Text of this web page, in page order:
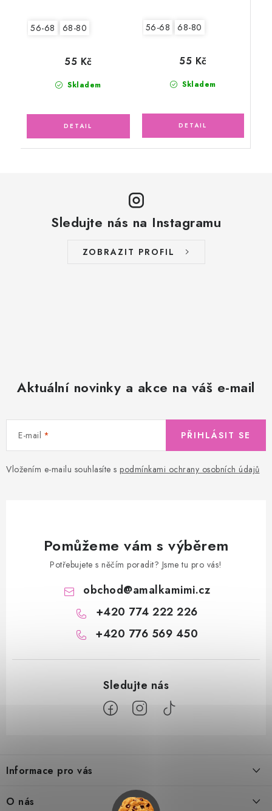
56-68 68-80
Skladem
55 Kč
56-68 68-80
Skladem
55 Kč
Sledujte nás na Instagramu
ZOBRAZIT PROFIL
Aktuální novinky a akce na váš e-mail
E-mail
Vložením e-mailu souhlasíte s podmínkami ochrany osobních údajů
PŘIHLÁSIT SE
Pomůžeme vám s výběrem
Potřebujete s něčím poradit? Jsme tu pro vás!
obchod@amalkamimi.cz
+420 774 222 226
+420 776 569 450
p
a
Informace pro vás
O nás